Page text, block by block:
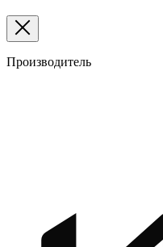
Производитель